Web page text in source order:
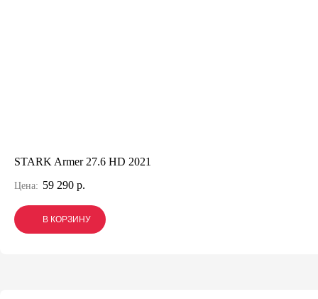
STARK Armer 27.6 HD 2021
Цена: 59 290 р.
В КОРЗИНУ
В КОРЗИНУ
В КОРЗИНУ